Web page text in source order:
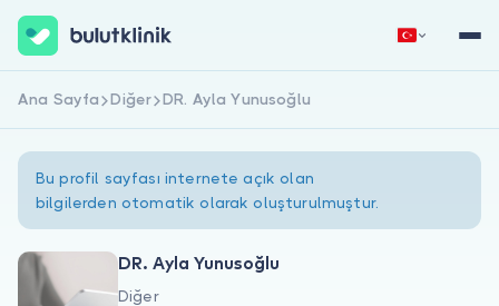
Hemen Kaydol
Ana Sayfa Diğer DR. Ayla Yunusoğlu
Bu profil sayfası internete açık olan
bilgilerden otomatik olarak oluşturulmuştur.
DR. Ayla Yunusoğlu
Diğer